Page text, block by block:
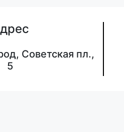
Советская пл.,
5